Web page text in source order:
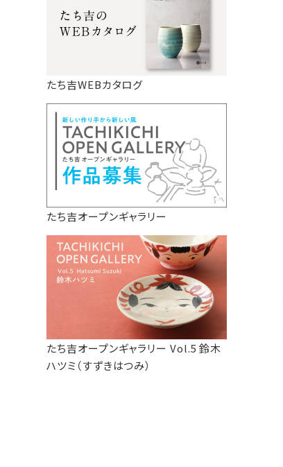
たち吉WEBカタログ
たち吉オープンギャラリー
たち吉オープンギャラリー Vol.5 鈴木
ハツミ（すずきはつみ）